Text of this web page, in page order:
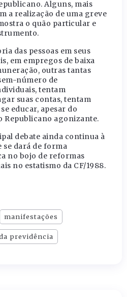
Alguns, mais
a realização de uma greve
o quão particular e
das pessoas em seus
em empregos de baixa
outras tantas
número de
tentam
suas contas, tentam
educar, apesar do
Republicano agonizante.
debate ainda continua à
se dará de forma
no bojo de reformas
no estatismo da CF/1988.
manifestações
previdência